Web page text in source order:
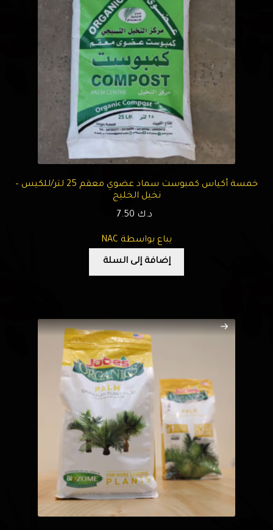
خمسة أكياس كمبوست سماد عضوي معقم 25 لتر/للكيس –
نخيل الخليج
د.ك
يباع بواسطة NAC
إضافة إلى السلة